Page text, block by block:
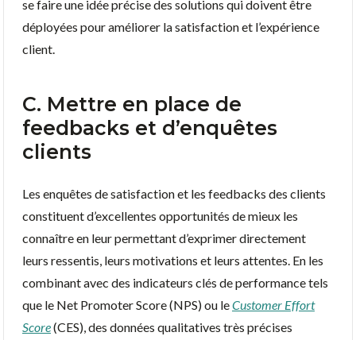
se faire une idée précise des solutions qui doivent être
déployées pour améliorer la satisfaction et l’expérience
client.
C. Mettre en place de
feedbacks et d’enquêtes
clients
Les enquêtes de satisfaction et les feedbacks des clients
constituent d’excellentes opportunités de mieux les
connaître en leur permettant d’exprimer directement
leurs ressentis, leurs motivations et leurs attentes. En les
combinant avec des indicateurs clés de performance tels
que le Net Promoter Score (NPS) ou leCustomer Effort
Score(CES), des données qualitatives très précises